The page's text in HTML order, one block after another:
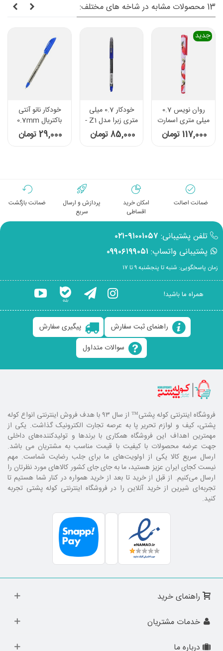
13 محصولات مشابه در شاخه های مختلف:
جدید
روان نویس 0.7
میلی متری اسمارت
پرینس مدل
FashionWrite -
117,000 تومان
خودکار 0.7 میلی
متری زبرا مدل Z1 -
رنگ آبی85,000 تومان
خودکار نانو آنتی
باکتریال 0.7mm
دکترپنتر مدل DP105
29,000 تومان
ضمانت اصالت
امکان خرید
اقساطی
پردازش و ارسال
سریع
ضمانت بازگشت
تلفن پشتیبانی: ۹۱۰۰۱۰۵۷-۰۲۱
پشتیبانی واتساپ: ۰۹۹۰۶۱۹۹۰۵۱
زمان پاسخگویی: شنبه تا پنجشنبه ۹ تا ۱۷
همراه ما باشید!
راهنمای ثبت سفارش
پیگیری سفارش
سوالات متداول
فروشگاه اینترنتی کوله پشتی
™ از سال ۹۳ با هدف فروش اینترنتی انواع کوله
پشتی، کیف و لوازم تحریر پا به عرصه تجارت الکترونیک گذاشت. یکی از
مهمترین اهداف این فروشگاه همکاری با برند‌ها و تولیدکننده‌های داخلی
جهت عرضه محصولات با کیفیت با قیمت مناسب به مشتریان می باشد.
ارسال سریع کالا یکی از اولویت‌های ما برای جلب رضایت شماست. مهم
نیست کجای ایران عزیز هستید، ما به جای جای کشور کالا‌های مورد نظرتان را
ارسال می‌کنیم. از قبل از خرید تا بعد از خرید همواره در کنار شما هستیم تا
تجربه‌ای شیرین از خرید آنلاین را در فروشگاه اینترنتی کوله پشتی تجربه
کنید.
راهنمای خرید
خدمات مشتریان
درباره ما